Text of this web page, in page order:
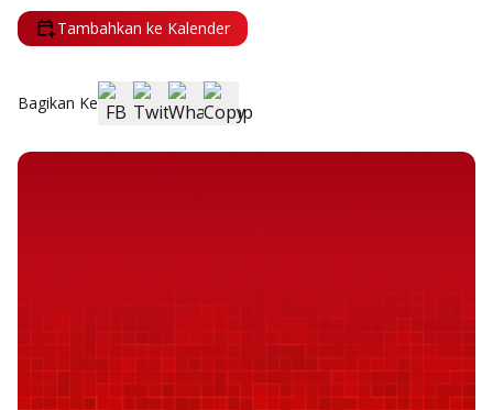
Tambahkan ke Kalender
Bagikan Ke